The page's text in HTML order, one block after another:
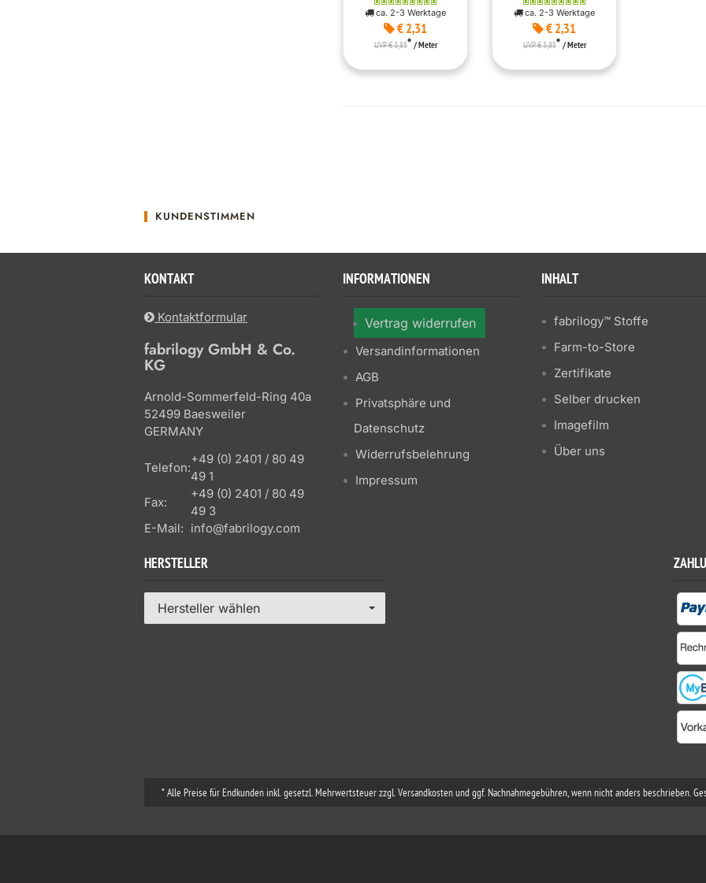
ca. 2-3 Werktage
€ 2,31
UVP € 3,85* / Meter
ca. 2-3 Werktage
€ 2,31
UVP € 3,85* / Meter
KUNDENSTIMMEN
KONTAKT
Kontaktformular
fabrilogy GmbH & Co.
KG
Arnold-Sommerfeld-Ring 40a
52499 Baesweiler
GERMANY
Telefon:
+49 (0) 2401 / 80 49
49 1
Fax:
+49 (0) 2401 / 80 49
49 3
E-Mail: info@fabrilogy.com
INFORMATIONEN
Vertrag widerrufen
Versandinformationen
AGB
Privatsphäre und
Datenschutz
Widerrufsbelehrung
Impressum
INHALT
fabrilogy™ Stoffe
Farm-to-Store
Zertifikate
Selber drucken
Imagefilm
Über uns
HERSTELLER
Hersteller wählen
* Alle Preise für Endkunden inkl. gesetzl. Mehrwertsteuer zzgl. Versandkosten und ggf. Nachnahmegebühren, wenn nicht anders beschrieben.